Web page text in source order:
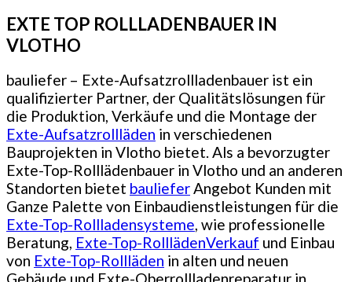
EXTE TOP ROLLLADENBAUER IN
VLOTHO
bauliefer – Exte-Aufsatzrollladenbauer ist ein
qualifizierter Partner, der Qualitätslösungen für
die Produktion, Verkäufe und die Montage der
Exte-Aufsatzrollläden in verschiedenen
Bauprojekten in Vlotho bietet. Als a bevorzugter
Exte-Top-Rolllädenbauer in Vlotho und an anderen
Standorten bietet baulieferAngebot Kunden mit
Ganze Palette von Einbaudienstleistungen für die
Exte-Top-Rollladensysteme, wie professionelle
Beratung, Exte-Top-RolllädenVerkauf und Einbau
von Exte-Top-Rollläden in alten und neuen
Gebäude und Exte-Oberrollladenreparatur in